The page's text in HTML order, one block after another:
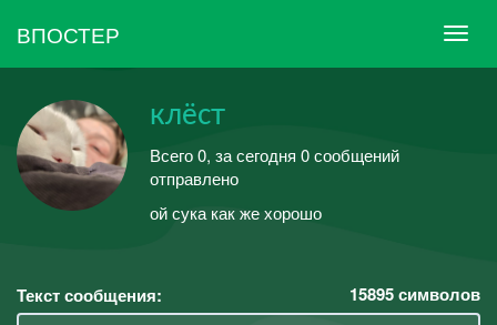
ВПОСТЕР
клёст
Всего 0, за сегодня 0 сообщений
отправлено
ой сука как же хорошо
Текст сообщения: 15895символов